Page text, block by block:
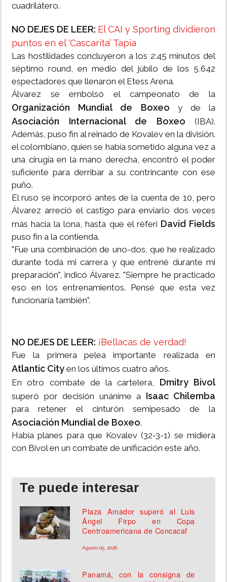
cuadrilátero.
NO DEJES DE LEER: El CAI y Sporting dividieron
puntos en el ‘Cascarita’ Tapia
Las hostilidades concluyeron a los 2:45 minutos del
séptimo round, en medio del júbilo de los 5,642
espectadores que llenaron el Etess Arena.
Álvarez se embolsó el campeonato de la
Organización Mundial de Boxeo y de la
Asociación Internacional de Boxeo (IBA).
Además, puso fin al reinado de Kovalev en la división.
el colombiano, quien se había sometido alguna vez a
una cirugía en la mano derecha, encontró el poder
suficiente para derribar a su contrincante con ese
puño.
El ruso se incorporó antes de la cuenta de 10, pero
Álvarez arreció el castigo para enviarlo dos veces
más hacia la lona, hasta que el réferi David Fields
puso fin a la contienda.
"Fue una combinación de uno-dos, que he realizado
durante toda mi carrera y que entrené durante mi
preparación", indicó Álvarez. "Siempre he practicado
eso en los entrenamientos. Pensé que esta vez
funcionaría también".
NO DEJES DE LEER: ¡Bellacas de verdad!
Fue la primera pelea importante realizada en
Atlantic City en los últimos cuatro años.
En otro combate de la cartelera, Dmitry Bivol
superó por decisión unánime a Isaac Chilemba
para retener el cinturón semipesado de la
Asociación Mundial de Boxeo.
Había planes para que Kovalev (32-3-1) se midiera
con Bivol en un combate de unificación este año.
Te puede interesar
Plaza Amador superó al Luis
Ángel Firpo en Copa
Centroamericana de Concacaf
Agosto 05, 2026
Panamá, con la consigna de